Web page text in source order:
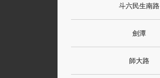
斗六民生南路
劍潭
師大路